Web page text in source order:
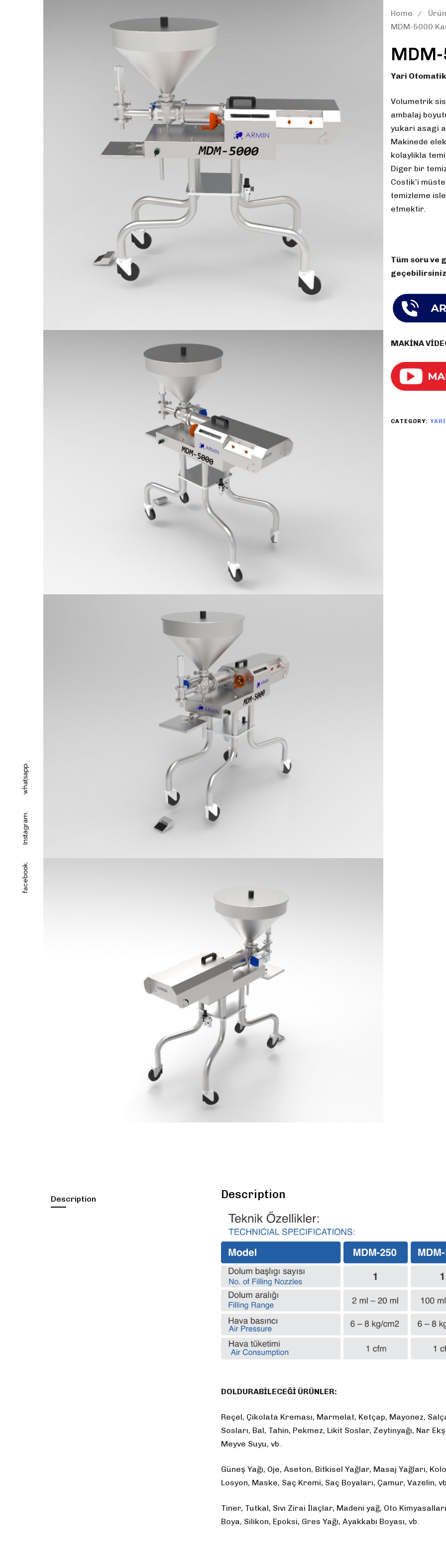
facebook.
Instagram.
whatsapp.
Home
MDM-5000
MDM-
Yari
Volumetrik
ambalaj
yukari asagi
Makinede
kolaylikla
Diger bir
Costik’i
temizleme
etmektir.
Tüm soru ve
MAKİNA
CATEGORY:
Description Description
DOLDURABİLECEĞİ ÜRÜNLER:
Reçel, Çikolata Kreması, Marmelat, Ketçap, Mayonez,
Sosları, Bal, Tahin, Pekmez, Likit Soslar, Zeytinyağı, Nar
Meyve Suyu, vb.
Güneş Yağı, Oje, Aseton, Bitkisel Yağlar, Masaj Yağları,
Losyon, Maske, Saç Kremi, Saç Boyaları, Çamur, Vazelin,
Tiner, Tutkal, Sıvı Zirai İlaçlar, Madeni yağ, Oto
Boya, Silikon, Epoksi, Gres Yağı, Ayakkabı Boyası, vb.